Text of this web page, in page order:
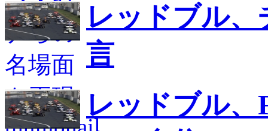
レッドブル
言
レッドブル